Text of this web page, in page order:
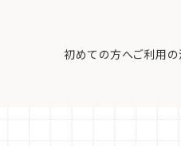
初めての方へご利用の
、中立的な専門家によるファシ